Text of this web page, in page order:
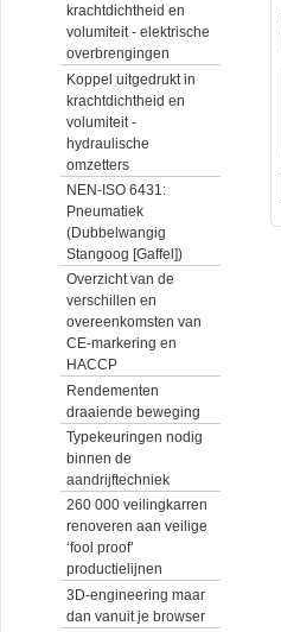
krachtdichtheid en
volumiteit - elektrische
overbrengingen
Koppel uitgedrukt in
krachtdichtheid en
volumiteit -
hydraulische
omzetters
NEN-ISO 6431:
Pneumatiek
(Dubbelwangig
Stangoog [Gaffel])
Overzicht van de
verschillen en
overeenkomsten van
CE-markering en
HACCP
Rendementen
draaiende beweging
Typekeuringen nodig
binnen de
aandrijftechniek
260 000 veilingkarren
renoveren aan veilige
‘fool proof’
productielijnen
3D-engineering maar
dan vanuit je browser